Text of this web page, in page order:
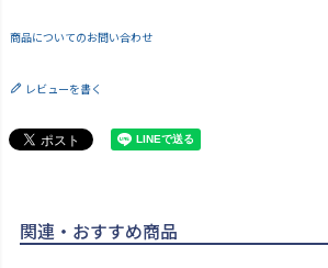
商品についてのお問い合わせ
レビューを書く
関連・おすすめ商品